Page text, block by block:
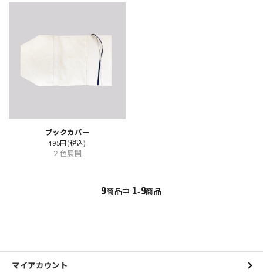
ログイン
カートを見る
お買い物ガイド
ブックカバー
495円(税込)
２色展開
9商品中 1-9商品
マイアカウント